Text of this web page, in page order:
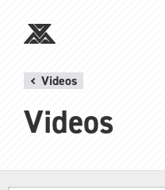
Videos
Videos